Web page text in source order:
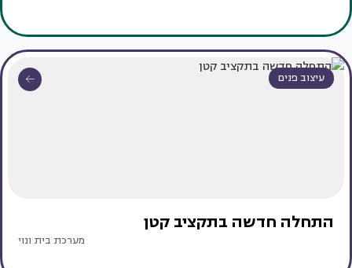
עיצוב פנים
התחלה חדשה בתקציב קטן
מערכת בית ונוי